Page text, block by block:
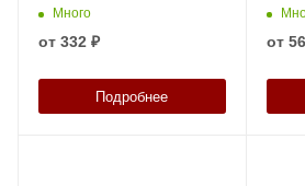
крышкой, арт. ВП 20в, код:
Много
от 332 ₽
Подробнее
код:
от